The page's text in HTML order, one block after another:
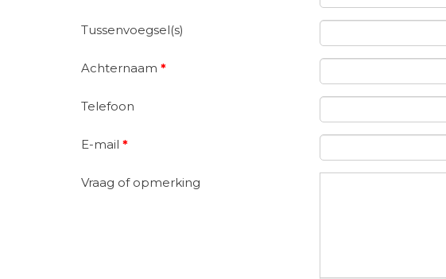
Tussenvoegsel(s)
Achternaam *
Telefoon
E-mail *
Vraag of opmerking